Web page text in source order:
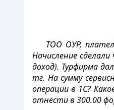
ТОО ОУР,
Начисление
доход). Турфирма
тг. На сумму
операции в 1С?
отнести в 300.00